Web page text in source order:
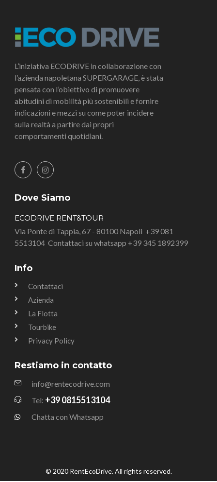
L’iniziativa ECODRIVE in collaborazione con
l’azienda napoletana SUPERGARAGE, è stata
pensata con l’obiettivo di promuovere
abitudini di mobilità più sostenibili e fornire
indicazioni e mezzi su come poter incidere
sulla realtà a partire dai propri
comportamenti quotidiani.
Dove Siamo
ECODRIVE RENT&TOUR
Via Ponte di Tappia, 67 - 80100 Napoli +39 081
5513104 Contattaci su whatsapp +39 345 1892399
Info
Contattaci
Azienda
La Flotta
Tourbike
Privacy Policy
Restiamo in contatto
info@rentecodrive.com
Tel: +39 0815513104
Chatta con Whatsapp
© 2020 RentEcoDrive. All rights reserved.